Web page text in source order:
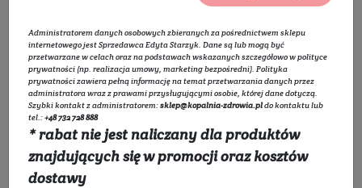
Mydło Miś z delikatną
lanoliną
Administratorem danych osobowych zbieranych za pośrednictwem sklepu
internetowego jest Sprzedawca Edyta Starzyk. Dane są lub mogą być
przetwarzane w celach oraz na podstawach wskazanych szczegółowo wpolityce
prywatności (np. realizacja umowy, marketing bezpośredni). Polityka
prywatnościzawiera pełną informację na temat przetwarzania danych przez
administratora wraz z prawami przysługującymi osobie, której dane dotyczą.
Szybki kontakt z administratorem:sklep@kopalnia-zdrowia.pldo kontaktu lub
tel.:+48 732 728 888
* rabat nie jest naliczany dla produktów
znajdujących się w promocji oraz kosztów
dostawy